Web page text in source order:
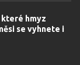
hmyz
se vyhnete i